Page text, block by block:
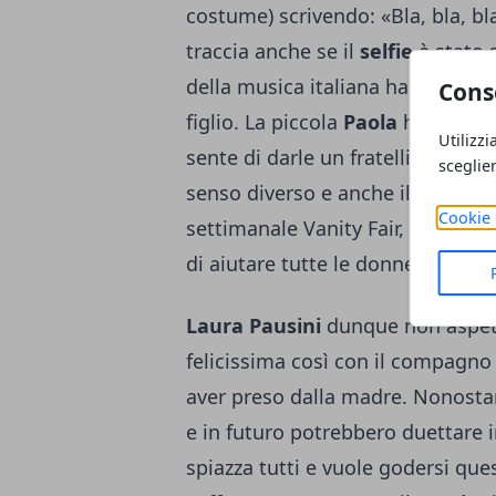
Cookie
costume) scrivendo: «Bla, bla,
traccia anche se il selfieè stato
della musica italiana ha già
figlio. La piccola Paola ha da
sente di darle un fratellino. Da
senso diverso e anche il ritorno
settimanale Vanity Fair, la
di aiutare tutte le donne e le
Laura Pausini dunque non
felicissima così con il compagno
aver preso dalla madre.
e in futuro potrebbero duettare
spiazza tutti e vuole godersi